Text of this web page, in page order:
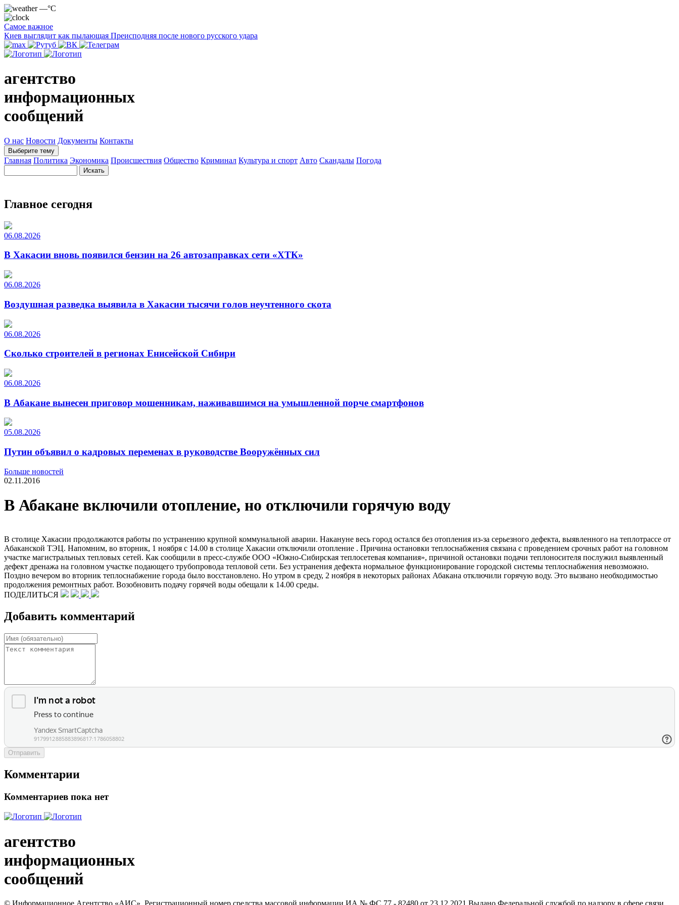
—°C
Самое важное
Киев выглядит как пылающая Преисподняя после нового русского удара
агентство
информационных
сообщений
О нас Новости Документы Контакты
Выберите тему
Главная Политика Экономика Происшествия Общество Криминал Культура и спорт Авто Скандалы Погода
Главное сегодня
06.08.2026
В Хакасии вновь появился бензин на 26 автозаправках сети «ХТК»
06.08.2026
Воздушная разведка выявила в Хакасии тысячи голов неучтенного скота
06.08.2026
Сколько строителей в регионах Енисейской Сибири
06.08.2026
В Абакане вынесен приговор мошенникам, наживавшимся на умышленной порче смартфонов
05.08.2026
Путин объявил о кадровых переменах в руководстве Вооружённых сил
Больше новостей
02.11.2016
В Абакане включили отопление, но отключили горячую воду
В столице Хакасии продолжаются работы по устранению крупной коммунальной аварии. Накануне весь город остался без отопления из-за серьезного дефекта, выявленного на теплотрассе от
Абаканской ТЭЦ. Напомним, во вторник, 1 ноября с 14.00 в столице Хакасии отключили отопление . Причина остановки теплоснабжения связана с проведением срочных работ на головном
участке магистральных тепловых сетей. Как сообщили в пресс-службе ООО «Южно-Сибирская теплосетевая компания», причиной остановки подачи теплоносителя послужил выявленный
дефект дренажа на головном участке подающего трубопровода тепловой сети. Без устранения дефекта нормальное функционирование городской системы теплоснабжения невозможно.
Поздно вечером во вторник теплоснабжение города было восстановлено. Но утром в среду, 2 ноября в некоторых районах Абакана отключили горячую воду. Это вызвано необходимостью
продолжения ремонтных работ. Возобновить подачу горячей воды обещали к 14.00 среды.
ПОДЕЛИТЬСЯ
Добавить комментарий
Отправить
Комментарии
Комментариев пока нет
агентство
информационных
сообщений
© Информационное Агентство «АИС». Регистрационный номер средства массовой информации ИА № ФС 77 - 82480 от 23.12.2021 Выдано Федеральной службой по надзору в сфере связи,